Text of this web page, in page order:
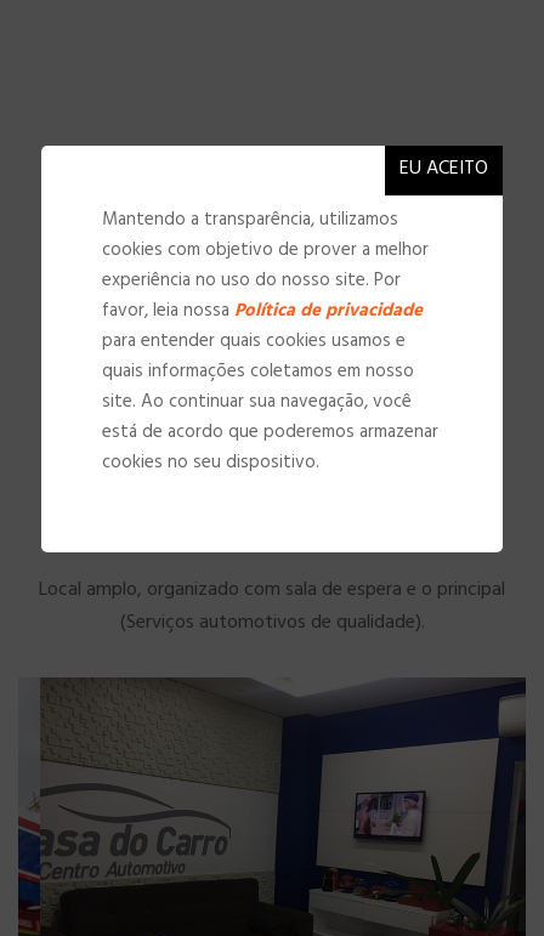
NOSSAS INSTALAÇÕES
Local amplo, organizado com sala de espera e o principal
(Serviços automotivos de qualidade).
Mantendo a transparência, utilizamos
cookies com objetivo de prover a melhor
experiência no uso do nosso site. Por
favor, leia nossa Política de privacidade
para entender quais cookies usamos e
quais informações coletamos em nosso
site. Ao continuar sua navegação, você
está de acordo que poderemos armazenar
cookies no seu dispositivo.